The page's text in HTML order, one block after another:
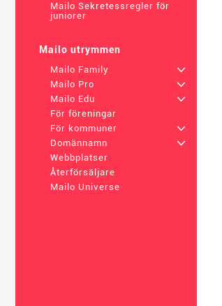
Mailo Sekretessregler för
juniorer
Mailo utrymmen
Mailo Family
+
Mailo Pro
+
Mailo Edu
+
För föreningar
För kommuner
+
Domännamn
+
Webbplatser
Återförsäljare
Mailo Universe